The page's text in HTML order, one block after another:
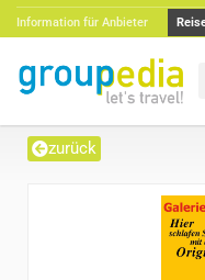
Information für Anbieter
zurück